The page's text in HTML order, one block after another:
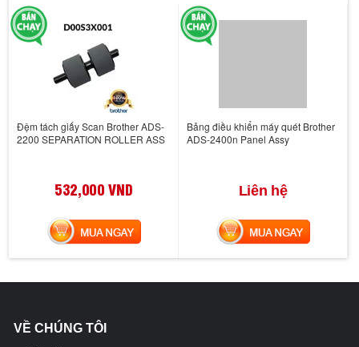
Đệm tách giấy Scan Brother ADS-
2200 SEPARATION ROLLER ASS
532,000 VND
MUA NGAY
Bảng điều khiển máy quét Brother
ADS-2400n Panel Assy
Liên hệ
MUA NGAY
VỀ CHÚNG TÔI